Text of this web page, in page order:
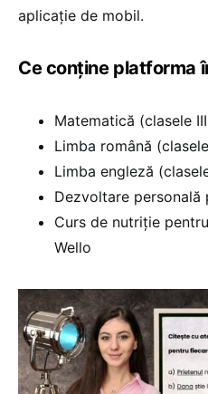
aplicație de mobil.
Ce conține platforma
Matematică (clasele
Limba română
Limba engleză
Dezvoltare
Curs de nutriție
Wello